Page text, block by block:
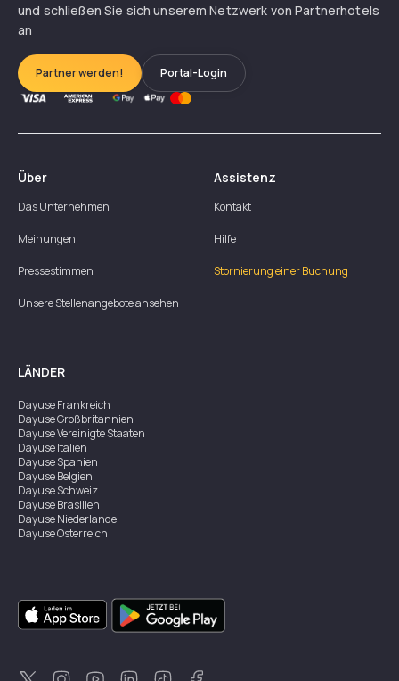
und schließen Sie sich unserem Netzwerk von Partnerhotels
an
Partner werden! Portal-Login
Über
Das Unternehmen
Meinungen
Pressestimmen
Unsere Stellenangebote ansehen
Assistenz
Kontakt
Hilfe
Stornierung einer Buchung
LÄNDER
DayuseFrankreich
DayuseGroßbritannien
DayuseVereinigte Staaten
DayuseItalien
DayuseSpanien
DayuseBelgien
DayuseSchweiz
DayuseBrasilien
DayuseNiederlande
DayuseÖsterreich
DayuseSingapur
DayuseZweden
DayuseThailand
DayuseNeuseeland